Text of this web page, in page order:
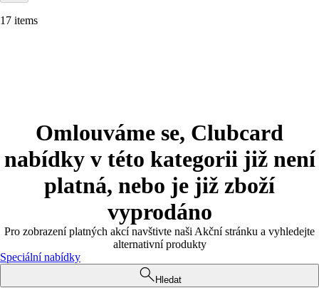
17 items
Omlouváme se, Clubcard
nabídky v této kategorii již není
platná, nebo je již zboží
vyprodáno
Pro zobrazení platných akcí navštivte naši Akční stránku a vyhledejte
alternativní produkty
Speciální nabídky
Hledat